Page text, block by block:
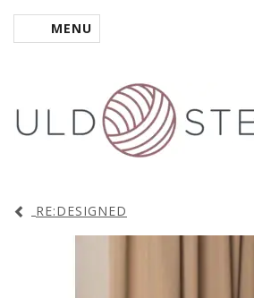
SKIFTE NAVIGATION
MENU
RE:DESIGNED